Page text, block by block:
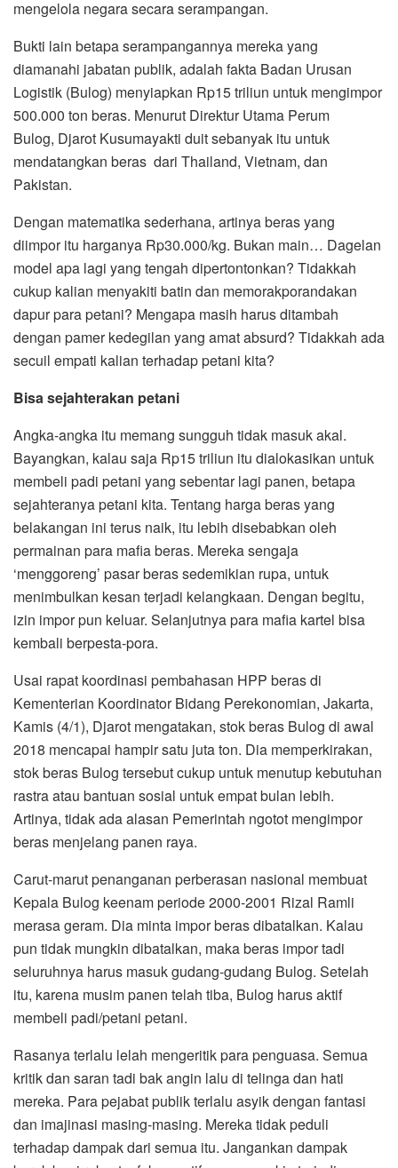
mengelola negara secara serampangan.
Bukti lain betapa serampangannya mereka yang
diamanahi jabatan publik, adalah fakta Badan Urusan
Logistik (Bulog) menyiapkan Rp15 triliun untuk mengimpor
500.000 ton beras. Menurut Direktur Utama Perum
Bulog, Djarot Kusumayakti duit sebanyak itu untuk
mendatangkan beras dari Thailand, Vietnam, dan
Pakistan.
Dengan matematika sederhana, artinya beras yang
diimpor itu harganya Rp30.000/kg. Bukan main… Dagelan
model apa lagi yang tengah dipertontonkan? Tidakkah
cukup kalian menyakiti batin dan memorakporandakan
dapur para petani? Mengapa masih harus ditambah
dengan pamer kedegilan yang amat absurd? Tidakkah ada
secuil empati kalian terhadap petani kita?
Bisa sejahterakan petani
Angka-angka itu memang sungguh tidak masuk akal.
Bayangkan, kalau saja Rp15 triliun itu dialokasikan untuk
membeli padi petani yang sebentar lagi panen, betapa
sejahteranya petani kita. Tentang harga beras yang
belakangan ini terus naik, itu lebih disebabkan oleh
permainan para mafia beras. Mereka sengaja
‘menggoreng’ pasar beras sedemikian rupa, untuk
menimbulkan kesan terjadi kelangkaan. Dengan begitu,
izin impor pun keluar. Selanjutnya para mafia kartel bisa
kembali berpesta-pora.
Usai rapat koordinasi pembahasan HPP beras di
Kementerian Koordinator Bidang Perekonomian, Jakarta,
Kamis (4/1), Djarot mengatakan, stok beras Bulog di awal
2018 mencapai hampir satu juta ton. Dia memperkirakan,
stok beras Bulog tersebut cukup untuk menutup kebutuhan
rastra atau bantuan sosial untuk empat bulan lebih.
Artinya, tidak ada alasan Pemerintah ngotot mengimpor
beras menjelang panen raya.
Carut-marut penanganan perberasan nasional membuat
Kepala Bulog keenam periode 2000-2001 Rizal Ramli
merasa geram. Dia minta impor beras dibatalkan. Kalau
pun tidak mungkin dibatalkan, maka beras impor tadi
seluruhnya harus masuk gudang-gudang Bulog. Setelah
itu, karena musim panen telah tiba, Bulog harus aktif
membeli padi/petani petani.
Rasanya terlalu lelah mengeritik para penguasa. Semua
kritik dan saran tadi bak angin lalu di telinga dan hati
mereka. Para pejabat publik terlalu asyik dengan fantasi
dan imajinasi masing-masing. Mereka tidak peduli
terhadap dampak dari semua itu. Jangankan dampak